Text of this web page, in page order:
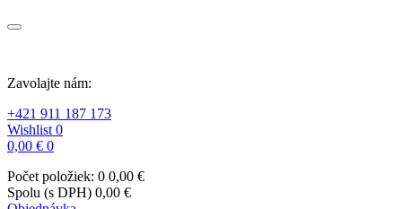
Zavolajte nám:
+421 911 187 173
Wishlist 0
0,00 € 0
Počet položiek: 0 0,00 €
Spolu (s DPH) 0,00 €